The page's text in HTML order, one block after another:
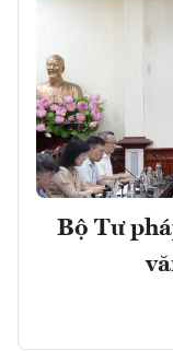
Bộ Tư